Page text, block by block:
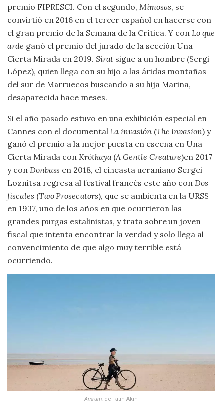
premio FIPRESCI. Con el segundo, Mimosas, se
convirtió en 2016 en el tercer español en hacerse con
el gran premio de la Semana de la Crítica. Y con Lo que
arde ganó el premio del jurado de la sección Una
Cierta Mirada en 2019. Sirat sigue a un hombre (Sergi
López), quien llega con su hijo a las áridas montañas
del sur de Marruecos buscando a su hija Marina,
desaparecida hace meses.
Si el año pasado estuvo en una exhibición especial en
Cannes con el documental La invasión (The Invasion) y
ganó el premio a la mejor puesta en escena en Una
Cierta Mirada con Krótkaya (A Gentle Creature)en 2017
y con Donbass en 2018, el cineasta ucraniano Sergei
Loznitsa regresa al festival francés este año con Dos
fiscales (Two Prosecutors), que se ambienta en la URSS
en 1937, uno de los años en que ocurrieron las
grandes purgas estalinistas, y trata sobre un joven
fiscal que intenta encontrar la verdad y solo llega al
convencimiento de que algo muy terrible está
ocurriendo.
Amrum, de Fatih Akin